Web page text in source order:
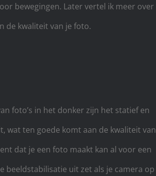
bewegingen. Later vertel ik meer over
de kwaliteit van je foto.
foto’s in het donker zijn het statief en
wat ten goede komt aan de kwaliteit van
dat je een foto maakt kan al voor een
beeldstabilisatie uit zet als je camera op